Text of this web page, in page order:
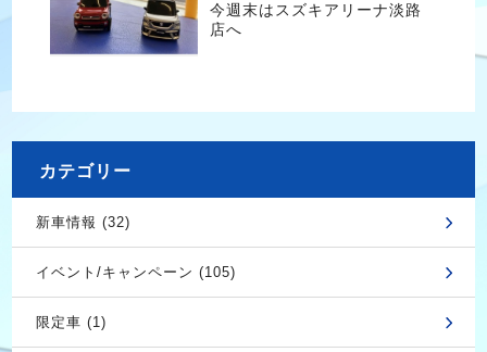
今週末はスズキアリーナ淡路
店へ
カテゴリー
新車情報 (32)
イベント/キャンペーン (105)
限定車 (1)